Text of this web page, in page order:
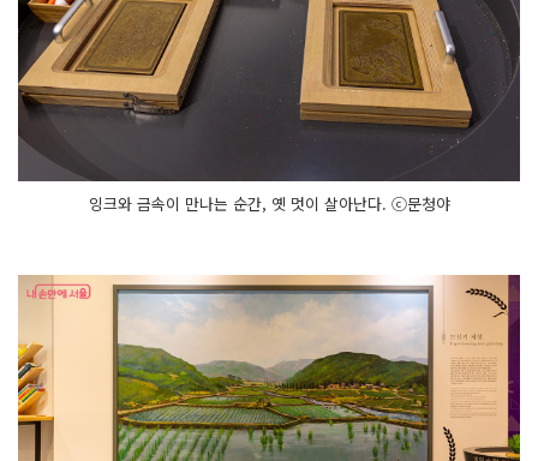
잉크와 금속이 만나는 순간, 옛 멋이 살아난다. ⓒ문청야